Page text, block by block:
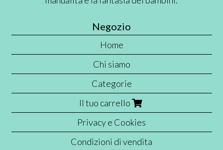
Negozio
Home
Chi siamo
Categorie
Il tuo carrello
Privacy e Cookies
Condizioni di vendita